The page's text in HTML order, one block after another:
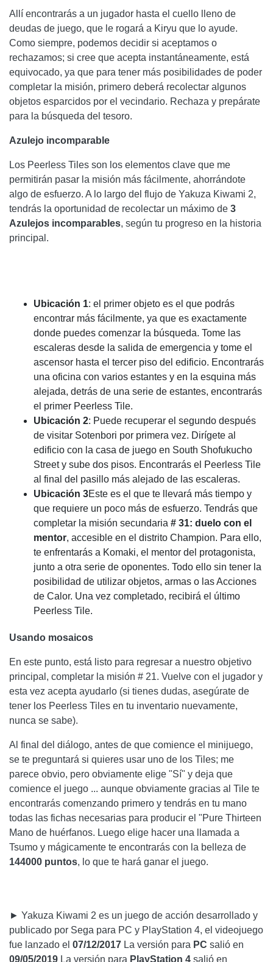
Allí encontrarás a un jugador hasta el cuello lleno de
deudas de juego, que le rogará a Kiryu que lo ayude.
Como siempre, podemos decidir si aceptamos o
rechazamos; si cree que acepta instantáneamente, está
equivocado, ya que para tener más posibilidades de poder
completar la misión, primero deberá recolectar algunos
objetos esparcidos por el vecindario. Rechaza y prepárate
para la búsqueda del tesoro.
Azulejo incomparable
Los Peerless Tiles son los elementos clave que me
permitirán pasar la misión más fácilmente, ahorrándote
algo de esfuerzo. A lo largo del flujo de Yakuza Kiwami 2,
tendrás la oportunidad de recolectar un máximo de 3
Azulejos incomparables, según tu progreso en la historia
principal.
Ubicación 1: el primer objeto es el que podrás
encontrar más fácilmente, ya que es exactamente
donde puedes comenzar la búsqueda. Tome las
escaleras desde la salida de emergencia y tome el
ascensor hasta el tercer piso del edificio. Encontrarás
una oficina con varios estantes y en la esquina más
alejada, detrás de una serie de estantes, encontrarás
el primer Peerless Tile.
Ubicación 2: Puede recuperar el segundo después
de visitar Sotenbori por primera vez. Dirígete al
edificio con la casa de juego en South Shofukucho
Street y sube dos pisos. Encontrarás el Peerless Tile
al final del pasillo más alejado de las escaleras.
Ubicación 3Este es el que te llevará más tiempo y
que requiere un poco más de esfuerzo. Tendrás que
completar la misión secundaria # 31: duelo con el
mentor, accesible en el distrito Champion. Para ello,
te enfrentarás a Komaki, el mentor del protagonista,
junto a otra serie de oponentes. Todo ello sin tener la
posibilidad de utilizar objetos, armas o las Acciones
de Calor. Una vez completado, recibirá el último
Peerless Tile.
Usando mosaicos
En este punto, está listo para regresar a nuestro objetivo
principal, completar la misión # 21. Vuelve con el jugador y
esta vez acepta ayudarlo (si tienes dudas, asegúrate de
tener los Peerless Tiles en tu inventario nuevamente,
nunca se sabe).
Al final del diálogo, antes de que comience el minijuego,
se te preguntará si quieres usar uno de los Tiles; me
parece obvio, pero obviamente elige "Sí" y deja que
comience el juego ... aunque obviamente gracias al Tile te
encontrarás comenzando primero y tendrás en tu mano
todas las fichas necesarias para producir el "Pure Thirteen
Mano de huérfanos. Luego elige hacer una llamada a
Tsumo y mágicamente te encontrarás con la belleza de
144000 puntos, lo que te hará ganar el juego.
► Yakuza Kiwami 2 es un juego de acción desarrollado y
publicado por Sega para PC y PlayStation 4, el videojuego
fue lanzado el 07/12/2017 La versión para PC salió en
09/05/2019 La versión para PlayStation 4 salió en